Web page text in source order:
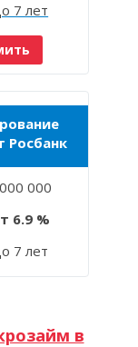
7 лет
Росбанк
000
6.9
7 лет
в